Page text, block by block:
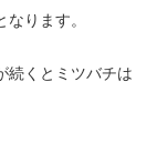
ります。
続くとミツバチは